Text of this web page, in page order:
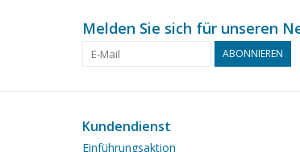
Melden Sie sich für unseren
ABONNIEREN
Kundendienst
Einführungsaktion